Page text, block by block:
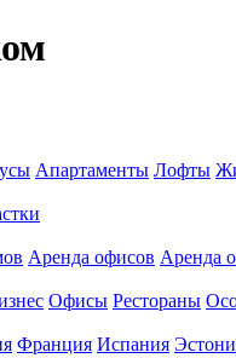
Апартаменты Лофты
Аренда офисов Аренда
Офисы Рестораны
Франция Испания